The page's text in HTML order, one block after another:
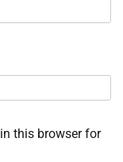
this browser for